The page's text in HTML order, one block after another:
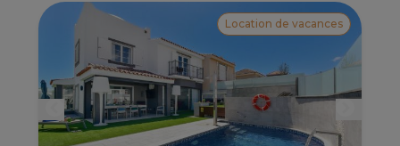
Location de vacances